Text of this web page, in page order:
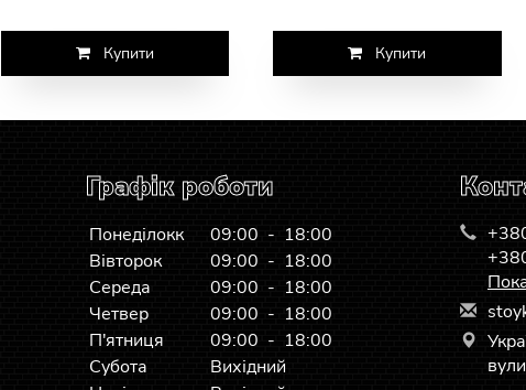
Купити Купити
Графік роботи
Понеділокк
09:00 - 18:00
Вівторок
09:00 - 18:00
Середа
09:00 - 18:00
Четвер
09:00 - 18:00
П'ятниця
09:00 - 18:00
Субота
Вихідний
stoy